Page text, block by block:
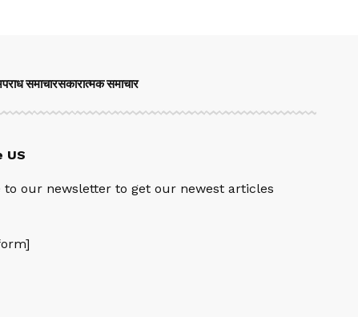
समाचारसकारात्मक समाचार
US
to our newsletter to get our newest articles